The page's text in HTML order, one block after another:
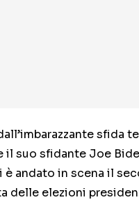
sfida
il suo sfidante Joe
andato in scena il
delle elezioni